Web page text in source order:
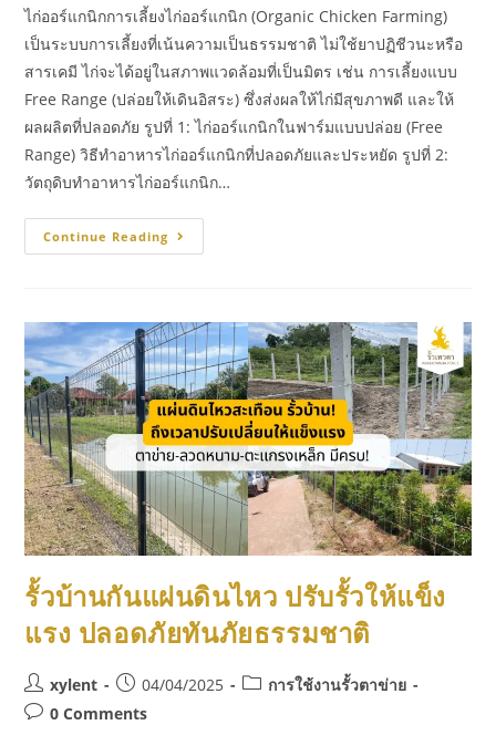
ไก่ออร์แกนิกการเลี้ยงไก่ออร์แกนิก (Organic Chicken Farming)
เป็นระบบการเลี้ยงที่เน้นความเป็นธรรมชาติ ไม่ใช้ยาปฏิชีวนะหรือ
สารเคมี ไก่จะได้อยู่ในสภาพแวดล้อมที่เป็นมิตร เช่น การเลี้ยงแบบ
Free Range (ปล่อยให้เดินอิสระ) ซึ่งส่งผลให้ไก่มีสุขภาพดี และให้
ผลผลิตที่ปลอดภัย รูปที่ 1: ไก่ออร์แกนิกในฟาร์มแบบปล่อย (Free
Range) วิธีทำอาหารไก่ออร์แกนิกที่ปลอดภัยและประหยัด รูปที่ 2:
วัตถุดิบทำอาหารไก่ออร์แกนิก…
Continue Reading
รั้วบ้านกันแผ่นดินไหว ปรับรั้วให้แข็ง
แรง ปลอดภัยทันภัยธรรมชาติ
xylent 04/04/2025
การใช้งานรั้วตาข่าย
0 Comments